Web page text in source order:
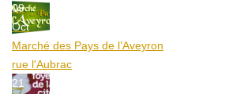
09
Oct
Marché des Pays de l’Aveyron
rue l'Aubrac
21